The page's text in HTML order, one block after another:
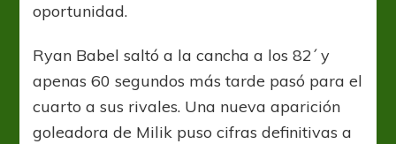
oportunidad.
Ryan Babel saltó a la cancha a los 82´ y
apenas 60 segundos más tarde pasó para el
cuarto a sus rivales. Una nueva aparición
goleadora de Milik puso cifras definitivas a